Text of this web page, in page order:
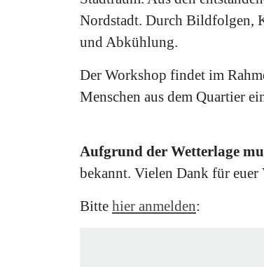
Nordstadt. Durch Bildfolgen,
und Abkühlung.
Der Workshop findet im
Menschen aus dem Quartier
Aufgrund der Wetterlage
bekannt. Vielen Dank für euer
Bitte hier anmelden: